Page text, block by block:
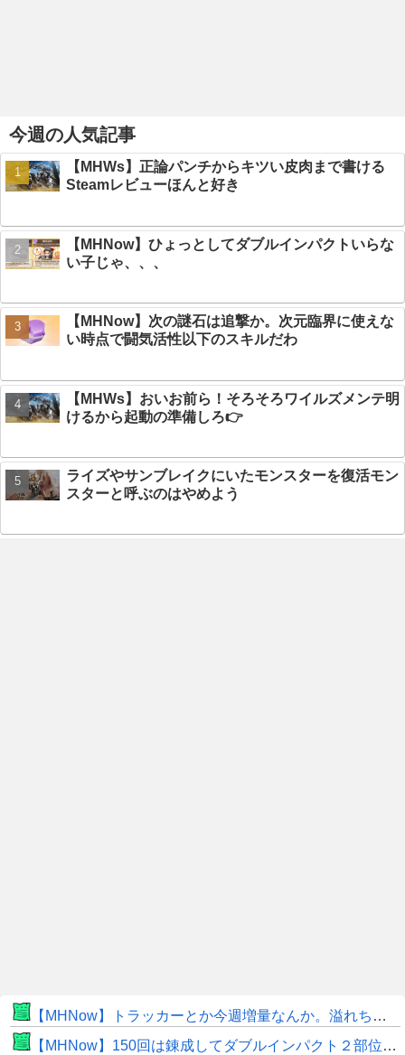
今週の人気記事
【MHWs】正論パンチからキツい皮肉まで書ける
Steamレビューほんと好き
【MHNow】ひょっとしてダブルインパクトいらな
い子じゃ、、、
【MHNow】次の謎石は追撃か。次元臨界に使えな
い時点で闘気活性以下のスキルだわ
【MHWs】おいお前ら！そろそろワイルズメンテ明
けるから起動の準備しろ👉
ライズやサンブレイクにいたモンスターを復活モン
スターと呼ぶのはやめよう
【MHNow】トラッカーとか今週増量なんか。溢れちゃうから来週にして欲しいわ何狩れいうねん
【MHNow】150回は錬成してダブルインパクト２部位だけって流石に泣けてくる